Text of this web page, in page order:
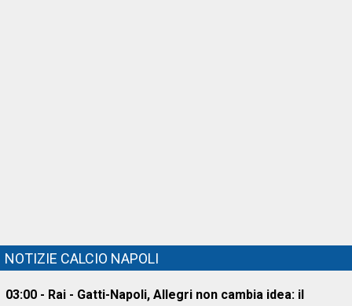
NOTIZIE CALCIO NAPOLI
03:00 - Rai - Gatti-Napoli, Allegri non cambia idea: il